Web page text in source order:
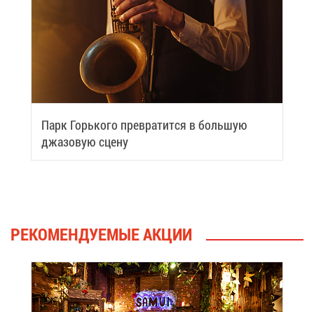
Парк Горь­ко­го пре­вра­тит­ся в боль­шую
джа­зо­вую сце­ну
РЕ­КО­МЕН­ДУ­Е­МЫЕ АК­ЦИИ